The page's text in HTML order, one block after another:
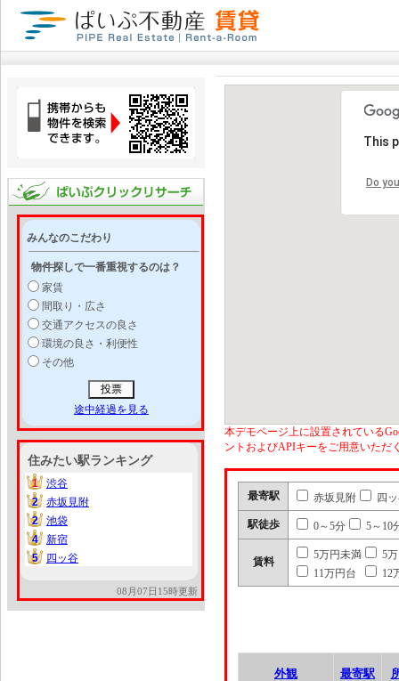
みんなのこだわり
物件探しで一番重視するのは？
家賃
間取り・広さ
交通アクセスの良さ
環境の良さ・利便性
その他
途中経過を見る
住みたい駅ランキング
1
1
渋谷
2
2
赤坂見附
2
2
池袋
4
4
新宿
5
5 四ッ谷
08月07日15時更新
This
Do
本デモページ上に設置されている
ントおよびAPIキーをご用意いただ
最寄駅 赤坂見附 四
駅徒歩 0～5分 5～10
賃料
5万円未満
5
11万円台
12
外観 最寄駅